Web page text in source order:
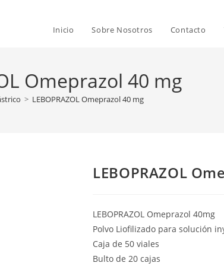
Inicio Sobre Nosotros Contacto
Omeprazol 40 mg
> LEBOPRAZOL Omeprazol 40 mg
LEBOPRAZOL
LEBOPRAZOL Omeprazol 40mg
Polvo Liofilizado para solución
Caja de 50 viales
Bulto de 20 cajas